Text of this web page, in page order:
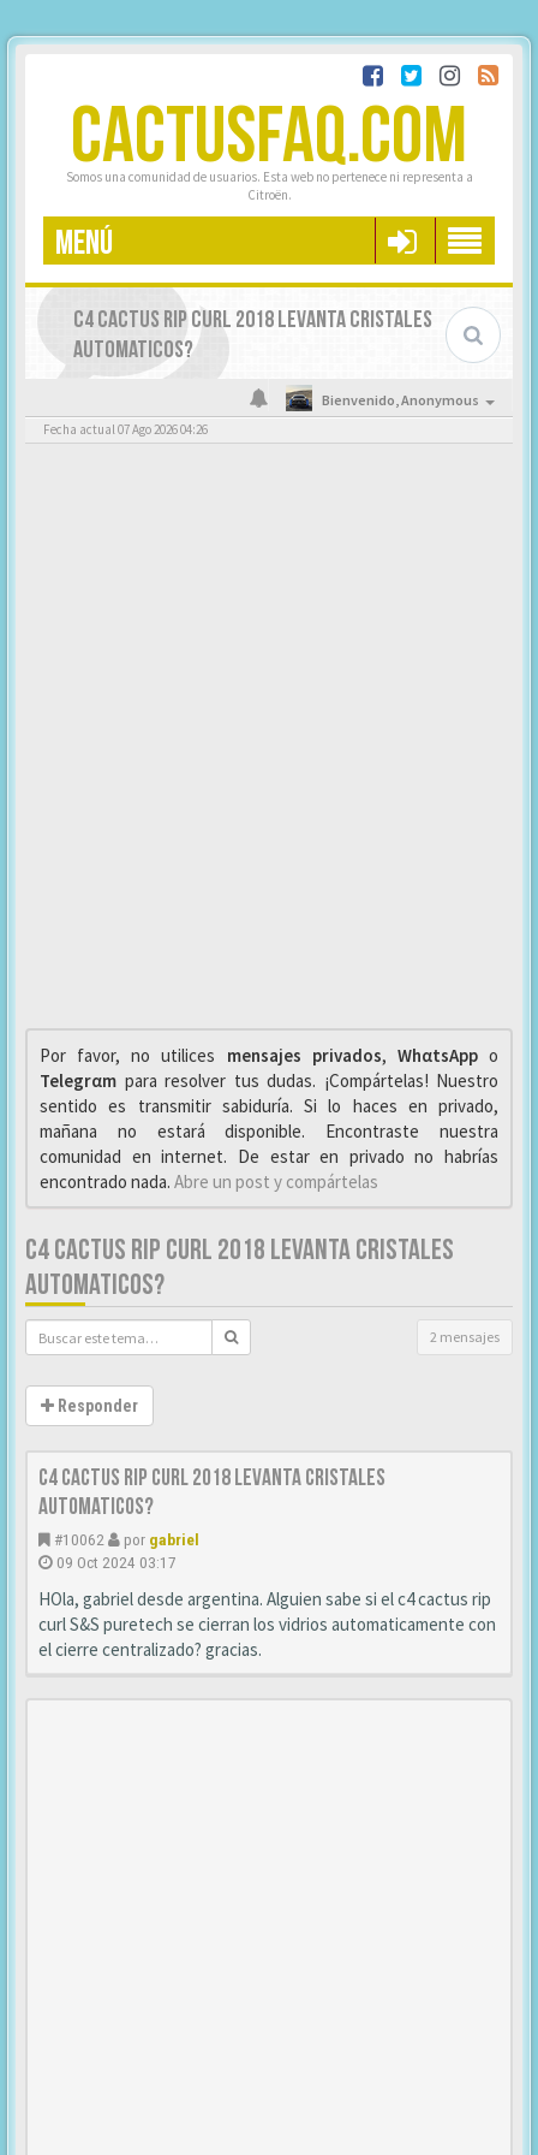
CACTUSFAQ.COM
Somos una comunidad de usuarios. Esta web no pertenece ni representa a
Citroën.
MENÚ
C4 CACTUS RIP CURL 2018 LEVANTA CRISTALES
AUTOMATICOS?
Bienvenido,Anonymous
Fecha actual 07 Ago 2026 04:26
Por favor, no utilices mensajes privados, WhαtsAppo
Telegrαm para resolver tus dudas. ¡Compártelas! Nuestro
sentido es transmitir sabiduría. Si lo haces en privado,
mañana no estará disponible. Encontraste nuestra
comunidad en internet. De estar en privado no habrías
encontrado nada. Abre un post y compártelas
C4 CACTUS RIP CURL 2018 LEVANTA CRISTALES
AUTOMATICOS?
2 mensajes
Responder
C4 cactus rip curl 2018 Levanta cristales
automaticos?
#10062 por gabriel
09 Oct 2024 03:17
HOla, gabriel desde argentina. Alguien sabe si el c4 cactus rip
curl S&S puretech se cierran los vidrios automaticamente con
el cierre centralizado? gracias.